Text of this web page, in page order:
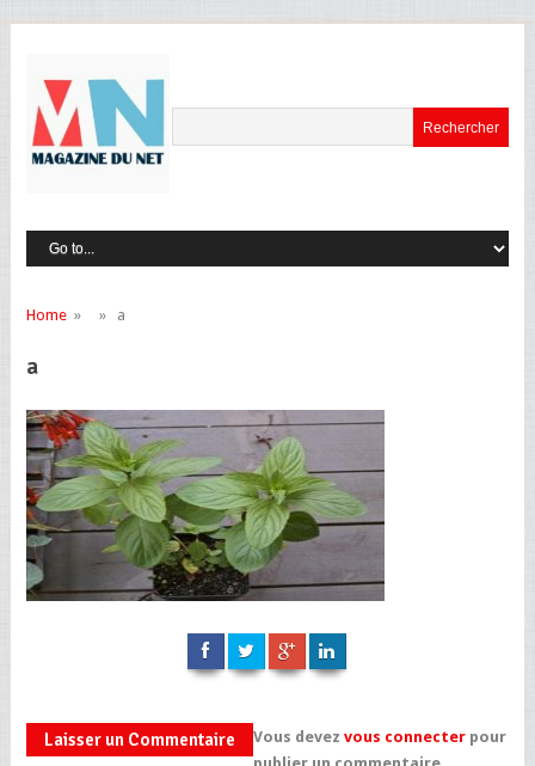
Home» » a
a
Laisser un Commentaire Vous devez vous connecterpour